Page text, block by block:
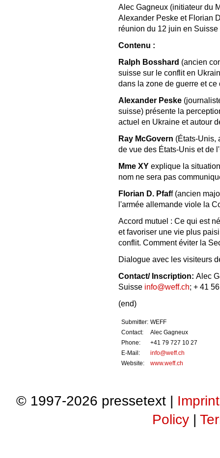
Alec Gagneux (initiateur du
Alexander Peske et Florian
réunion du 12 juin en Suisse
Contenu :
Ralph Bosshard (ancien
suisse sur le conflit en
dans la zone de guerre et
Alexander Peske
suisse) présente la
actuel en Ukraine et autour
Ray McGovern (États-Unis,
de vue des États-Unis et de
Mme XY explique la
nom ne sera pas
Florian D. Pfaff (ancien
l'armée allemande viole la
Accord mutuel : Ce qui est
et favoriser une vie plus
conflit. Comment éviter la
Dialogue avec les visiteurs
Contact/ Inscription: Alec
Suisse info@weff.ch; + 41
(end)
Submitter: WEFF
Contact:
Alec Gagneux
Phone:
+41 79 727 10 27
E-Mail:
info@weff.ch
Website:
www.weff.ch
© 1997-2026 pressetext | Imprint
Policy|